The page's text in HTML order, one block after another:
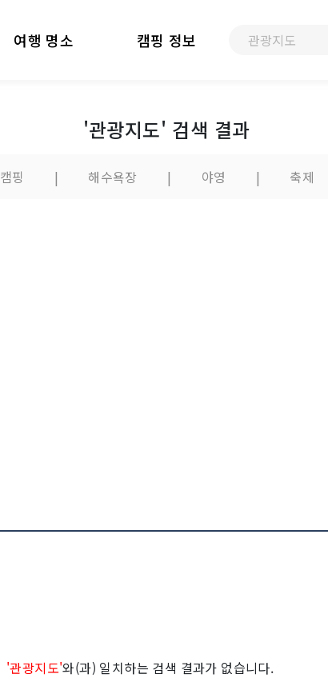
여행 명소 캠핑 정보
'관광지도' 검색 결과
캠핑 | 해수욕장 | 야영 | 축제
'관광지도'와(과) 일치하는 검색 결과가 없습니다.